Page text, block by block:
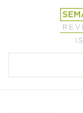
Revista
Científica
Semana